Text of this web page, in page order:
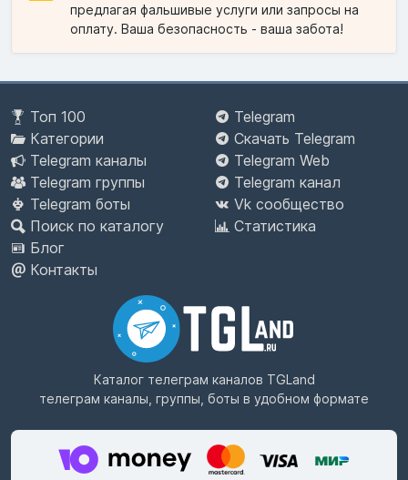
предлагая фальшивые услуги или запросы на
оплату. Ваша безопасность - ваша забота!
Топ 100
Категории
Telegram каналы
Telegram группы
Telegram боты
Поиск по каталогу
Блог
Контакты
Telegram
Скачать Telegram
Telegram Web
Telegram канал
Vk сообщество
Статистика
Каталог телеграм каналов TGLand
телеграм каналы, группы, боты в удобном формате